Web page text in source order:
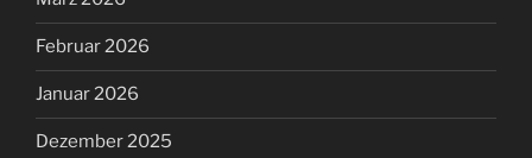
Februar 2026
Januar 2026
Dezember 2025